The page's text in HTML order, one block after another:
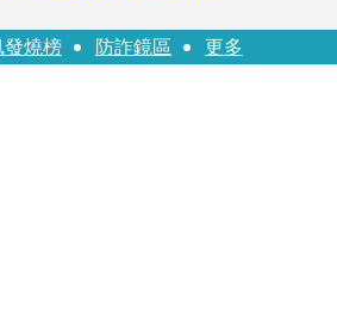
就喊撤出！
發燒榜 防詐鏡區 更多